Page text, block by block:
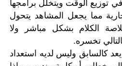
مما يجعل المشاهد يتحول
الكلام بشكل مباشر ولا
تخسره.
كالسابق وليس لديه استعداد